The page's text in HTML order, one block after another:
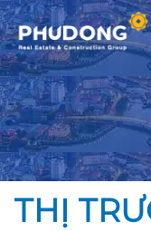
Skip
to
content
THỊ